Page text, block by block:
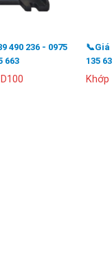
490 236 - 0975
663
📞Giá
135